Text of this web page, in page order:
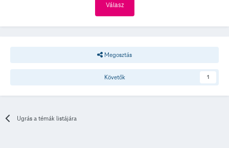
Válasz
Megosztás
Követők 1
Ugrás a témák listájára